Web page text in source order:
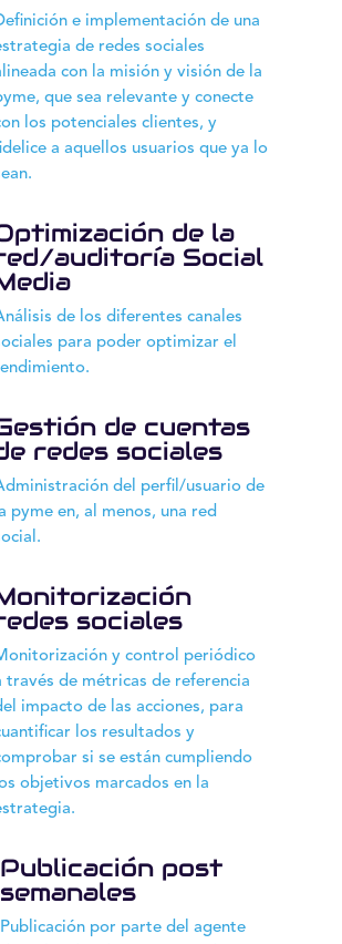
e implementación de una
de redes sociales
con la misión y visión de la
que sea relevante y conecte
los potenciales clientes, y
a aquellos usuarios que ya lo
de la
auditoría Social
de los diferentes canales
para poder optimizar el
de cuentas
redes sociales
del perfil/usuario de
pyme en, al menos, una red
sociales
y control periódico
través de métricas de referencia
impacto de las acciones, para
los resultados y
si se están cumpliendo
objetivos marcados en la
Publicación post
semanales
Publicación por parte del agente